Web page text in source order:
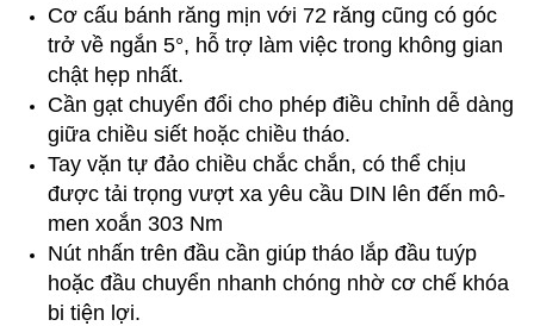
Cơ cấu bánh răng mịn với 72 răng cũng có góc
trở về ngắn 5°, hỗ trợ làm việc trong không gian
chật hẹp nhất.
Cần gạt chuyển đổi cho phép điều chỉnh dễ dàng
giữa chiều siết hoặc chiều tháo.
Tay vặn tự đảo chiều chắc chắn, có thể chịu
được tải trọng vượt xa yêu cầu DIN lên đến mô-
men xoắn 303 Nm
Nút nhấn trên đầu cần giúp tháo lắp đầu tuýp
hoặc đầu chuyển nhanh chóng nhờ cơ chế khóa
bi tiện lợi.